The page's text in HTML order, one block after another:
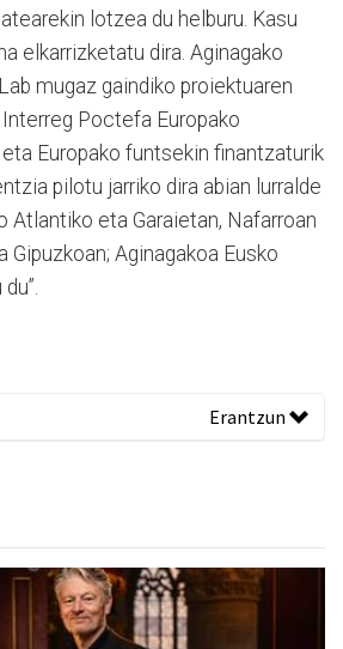
lotzea du helburu. Kasu
elkarrizketatu dira. Aginagako
mugaz gaindiko proiektuaren
Interreg Poctefa Europako
Europako funtsekin finantzaturik
pilotu jarriko dira abian lurralde
Atlantiko eta Garaietan, Nafarroan
Gipuzkoan; Aginagakoa Eusko
Erantzun